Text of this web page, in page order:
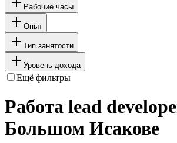
Рабочие часы
Опыт
Тип занятости
Уровень дохода
Ещё фильтры
Работа lead
Большом Исакове